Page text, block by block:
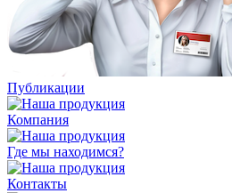
Публикации
Компания
Где мы находимся?
Контакты